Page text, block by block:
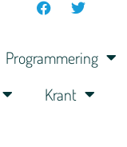
Programmering
Krant